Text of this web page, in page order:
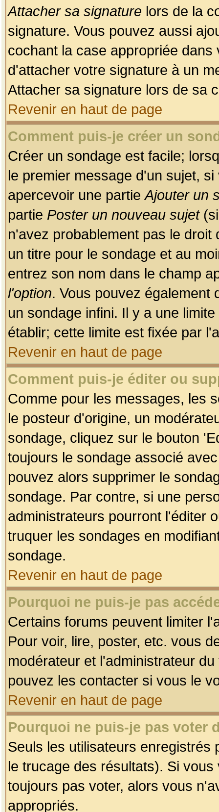
Attacher sa signature lors de la
signature. Vous pouvez aussi
cochant la case appropriée
d'attacher votre signature à un
Attacher sa signature lors de sa
Revenir en haut de page
Comment puis-je créer un
Créer un sondage est facile;
le premier message d'un sujet,
apercevoir une partieAjouter un
partie Poster un nouveau sujet(si
n'avez probablement pas le
un titre pour le sondage et au
entrez son nom dans le champ
l'option. Vous pouvez également
un sondage infini. Il y a une
établir; cette limite est fixée par
Revenir en haut de page
Comment puis-je éditer ou
Comme pour les messages, les
le posteur d'origine, un
sondage, cliquez sur le bouton
toujours le sondage associé
pouvez alors supprimer le
sondage. Par contre, si une
administrateurs pourront l'éditer
truquer les sondages en
sondage.
Revenir en haut de page
Pourquoi ne puis-je pas
Certains forums peuvent limiter
Pour voir, lire, poster, etc. vous
modérateur et l'administrateur
pouvez les contacter si vous le
Revenir en haut de page
Pourquoi ne puis-je pas voter
Seuls les utilisateurs enregistrés
le trucage des résultats). Si
toujours pas voter, alors vous
appropriés.